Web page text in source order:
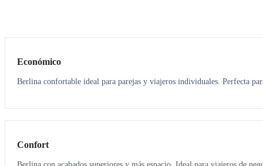
Económico
Berlina confortable ideal para parejas y viajeros individuales. Perfecta
3 3
Confort